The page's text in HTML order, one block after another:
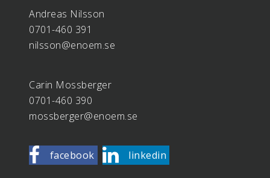
Andreas Nilsson
0701-460 391
nilsson@enoem.se
Carin Mossberger
0701-460 390
mossberger@enoem.se
facebook linkedin